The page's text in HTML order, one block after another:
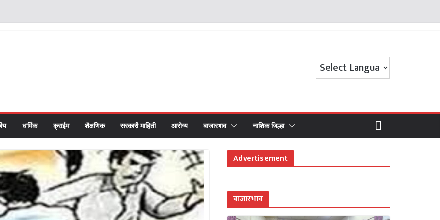
धार्मिक क्राईम शैक्षणिक सरकारी माहिती आरोग्य बाजारभाव नाशिक जिल्हा
Advertisement
बाजारभाव